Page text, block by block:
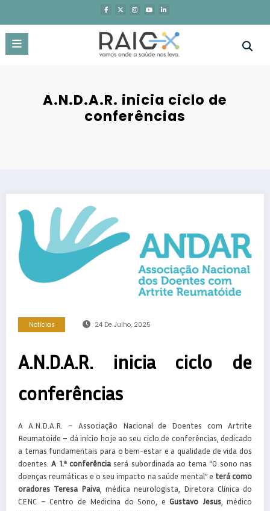
o
conteúdo
A.N.D.A.R. inicia ciclo de
conferências
Notícias 24 De Julho, 2025
A.N.D.A.R. inicia ciclo de
conferências
A A.N.D.A.R. – Associação Nacional de Doentes com Artrite
Reumatoide – dá início hoje ao seu ciclo de conferências, dedicado
a temas fundamentais para o bem-estar e a qualidade de vida dos
doentes. A 1.ª conferênciaserá subordinada ao tema “O sono nas
doenças reumáticas e o seu impacto na saúde mental” e terá como
oradores Teresa Paiva, médica neurologista, Diretora Clínica do
CENC – Centro de Medicina do Sono, e Gustavo Jesus, médico